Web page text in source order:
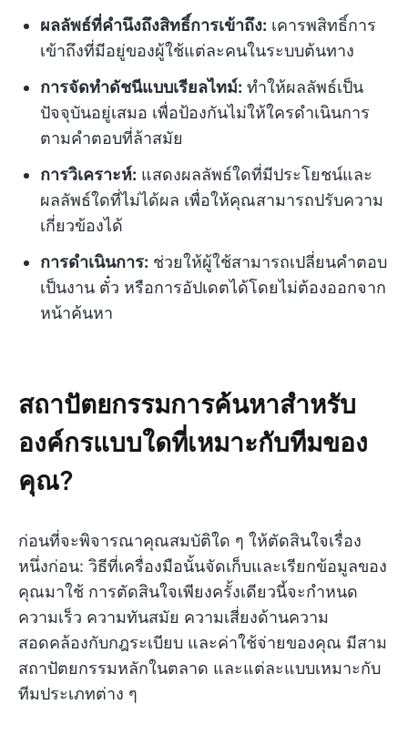
ผลลัพธ์ที่คำนึงถึงสิทธิ์การเข้าถึง: เคารพสิทธิ์การ
เข้าถึงที่มีอยู่ของผู้ใช้แต่ละคนในระบบต้นทาง
การจัดทำดัชนีแบบเรียลไทม์: ทำให้ผลลัพธ์เป็น
ปัจจุบันอยู่เสมอ เพื่อป้องกันไม่ให้ใครดำเนินการ
ตามคำตอบที่ล้าสมัย
การวิเคราะห์: แสดงผลลัพธ์ใดที่มีประโยชน์และ
ผลลัพธ์ใดที่ไม่ได้ผล เพื่อให้คุณสามารถปรับความ
เกี่ยวข้องได้
การดำเนินการ: ช่วยให้ผู้ใช้สามารถเปลี่ยนคำตอบ
เป็นงาน ตั๋ว หรือการอัปเดตได้โดยไม่ต้องออกจาก
หน้าค้นหา
สถาปัตยกรรมการค้นหาสำหรับ
องค์กรแบบใดที่เหมาะกับทีมของ
คุณ?
ก่อนที่จะพิจารณาคุณสมบัติใด ๆ ให้ตัดสินใจเรื่อง
หนึ่งก่อน: วิธีที่เครื่องมือนั้นจัดเก็บและเรียกข้อมูลของ
คุณมาใช้ การตัดสินใจเพียงครั้งเดียวนี้จะกำหนด
ความเร็ว ความทันสมัย ความเสี่ยงด้านความ
สอดคล้องกับกฎระเบียบ และค่าใช้จ่ายของคุณ มีสาม
สถาปัตยกรรมหลักในตลาด และแต่ละแบบเหมาะกับ
ทีมประเภทต่าง ๆ